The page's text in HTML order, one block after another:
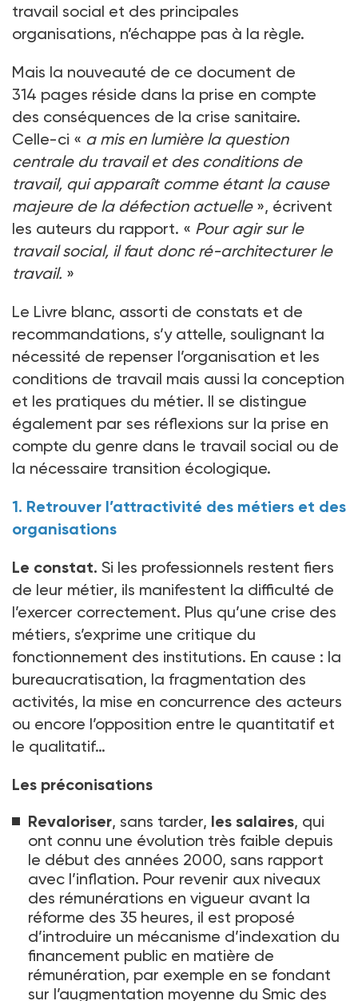
travail social et des principales
organisations, n’échappe pas à la règle.
Mais la nouveauté de ce document de
314 pages réside dans la prise en compte
des conséquences de la crise sanitaire.
Celle-ci « a mis en lumière la question
centrale du travail et des conditions de
travail, qui apparaît comme étant la cause
majeure de la défection actuelle », écrivent
les auteurs du rapport. « Pour agir sur le
travail social, il faut donc ré-architecturer le
travail. »
Le Livre blanc, assorti de constats et de
recommandations, s’y attelle, soulignant la
nécessité de repenser l’organisation et les
conditions de travail mais aussi la conception
et les pratiques du métier. Il se distingue
également par ses réflexions sur la prise en
compte du genre dans le travail social ou de
la nécessaire transition écologique.
1. Retrouver l’attractivité des métiers et des
organisations
Le constat. Si les professionnels restent fiers
de leur métier, ils manifestent la difficulté de
l’exercer correctement. Plus qu’une crise des
métiers, s’exprime une critique du
fonctionnement des institutions. En cause : la
bureaucratisation, la fragmentation des
activités, la mise en concurrence des acteurs
ou encore l’opposition entre le quantitatif et
le qualitatif…
Les préconisations
Revaloriser, sans tarder, les salaires, qui
ont connu une évolution très faible depuis
le début des années 2000, sans rapport
avec l’inflation. Pour revenir aux niveaux
des rémunérations en vigueur avant la
réforme des 35 heures, il est proposé
d’introduire un mécanisme d’indexation du
financement public en matière de
rémunération, par exemple en se fondant
sur l’augmentation moyenne du Smic des